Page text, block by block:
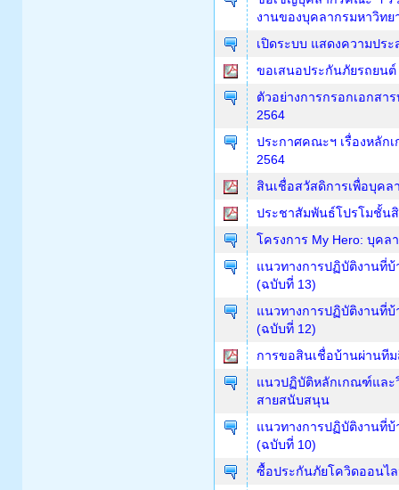
งานของบุคลากรมหาวิทย
เปิดระบบ แสดงความปร
ขอเสนอประกันภัยรถยนต์
ตัวอย่างการกรอกเอกส
2564
ประกาศคณะฯ เรื่องหลัก
2564
สินเชื่อสวัสดิการเพื่อบุค
ประชาสัมพันธ์โปรโมชั้น
โครงการ My Hero: บุค
แนวทางการปฏิบัติงานที่บ้
(ฉบับที่ 13)
แนวทางการปฏิบัติงานที่บ้
(ฉบับที่ 12)
การขอสินเชื่อบ้านผ่านที
แนวปฏิบัติหลักเกณฑ์และ
สายสนับสนุน
แนวทางการปฏิบัติงานที่บ้
(ฉบับที่ 10)
ซื้อประกันภัยโควิดออนไ